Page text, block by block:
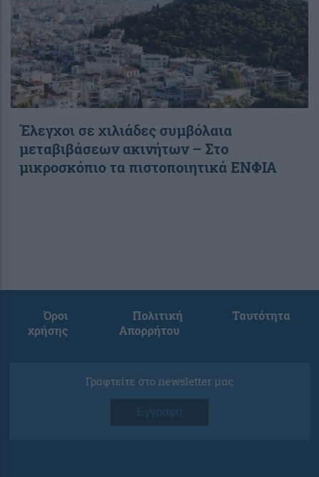
Έλεγχοι σε χιλιάδες συμβόλαια
μεταβιβάσεων ακινήτων – Στο
μικροσκόπιο τα πιστοποιητικά ΕΝΦΙΑ
Όροι
χρήσης
Πολιτική
Απορρήτου
Ταυτότητα
Γραφτείτε στο newsletter μας
Εγγραφή